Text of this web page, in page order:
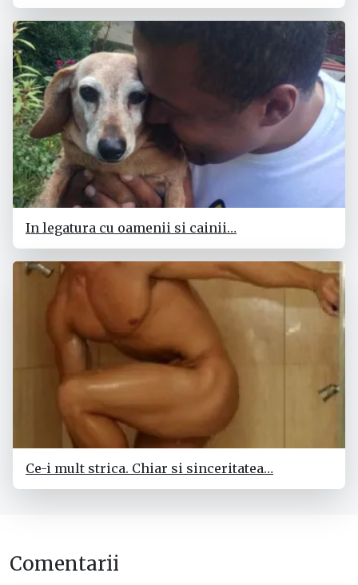
In legatura cu oamenii si cainii…
Ce-i mult strica. Chiar si sinceritatea…
Comentarii